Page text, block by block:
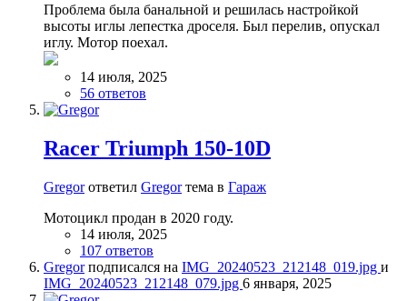
Проблема была банальной и решилась настройкой
высоты иглы лепестка дроселя. Был перелив, опускал
иглу. Мотор поехал.
14 июля, 2025
56 ответов
Racer Triumph 150-10D
Gregorответил Gregorтема в Гараж
Мотоцикл продан в 2020 году.
14 июля, 2025
107 ответов
Gregorподписался на IMG_20240523_212148_019.jpg и
IMG_20240523_212148_079.jpg 6 января, 2025